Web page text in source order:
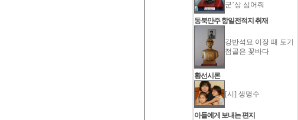
군’상 심어줘
동북만주 항일전적지 취재
강반석묘 이장 때 토기
점골은 꽃바다
황선시론
[시] 생명수
아들에게 보내는 편지